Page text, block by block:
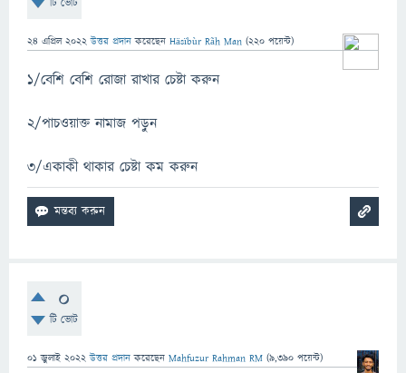
টি ভোট
24 এপ্রিল 2022 উত্তর প্রদান করেছেন Häsïbùr Rãh Man (220 পয়েন্ট)
১/বেশি বেশি রোজা রাখার চেষ্টা করুন
২/পাচওয়াক্ত নামাজ পড়ুন
৩/একাকী থাকার চেষ্টা কম করুন
0
টি ভোট
01 জুলাই 2022 উত্তর প্রদান করেছেন Mahfuzur Rahman RM (9,390 পয়েন্ট)